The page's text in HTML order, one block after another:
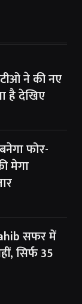
ने की नए
है देखिए
फोर-
मेगा
सफर में
सिर्फ 35